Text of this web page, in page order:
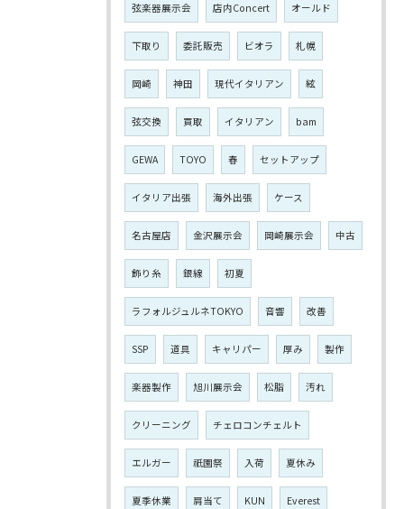
弦楽器展示会 店内Concert オールド
下取り 委託販売 ビオラ 札幌
岡崎 神田 現代イタリアン 絃
弦交換 買取 イタリアン bam
GEWA TOYO 春 セットアップ
イタリア出張 海外出張 ケース
名古屋店 金沢展示会 岡崎展示会 中古
飾り糸 銀線 初夏
ラフォルジュルネTOKYO 音響 改善
SSP 道具 キャリパー 厚み 製作
楽器製作 旭川展示会 松脂 汚れ
クリーニング チェロコンチェルト
エルガー 祇園祭 入荷 夏休み
夏季休業 肩当て KUN Everest